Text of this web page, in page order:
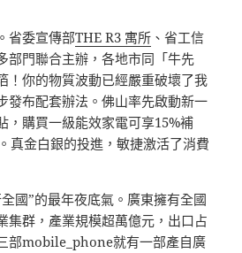
省委宣傳部THE R3 寓所 、省工信
部門聯合主辦，各地市同「牛先
！你的物質波動已經嚴重破壞了我
發布配套辦法。佛山率先啟動新一
，購買一級能效家電可享15%補
真金白銀的投進，敏捷激活了消費
國”的最年夜底氣。廣東擁有全國
集群，產業規模超萬億元，出口占
部mobile_phone就有一部產自廣